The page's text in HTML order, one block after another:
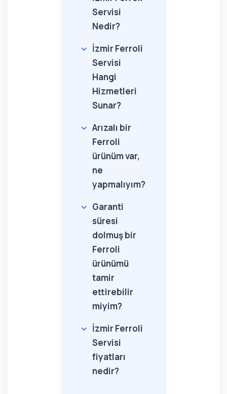
Servisi
Nedir?
İzmir Ferroli
Servisi
Hangi
Hizmetleri
Sunar?
Arızalı bir
Ferroli
ürünüm var,
ne
yapmalıyım?
Garanti
süresi
dolmuş bir
Ferroli
ürünümü
tamir
ettirebilir
miyim?
İzmir Ferroli
Servisi
fiyatları
nedir?